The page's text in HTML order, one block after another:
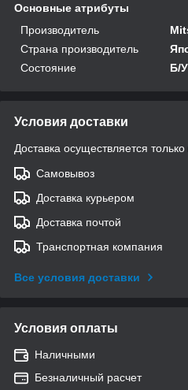
Основные атрибуты
Производитель
Страна производитель
Состояние
Б/У
Условия доставки
Доставка осуществляется
Самовывоз
Доставка курьером
Доставка почтой
Транспортная компания
Все условия доставки
Условия оплаты
Наличными
Безналичный расчет